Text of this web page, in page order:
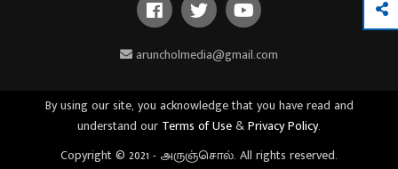
aruncholmedia@gmail.com
By using our site, you acknowledge that you have read and
understand our Terms of Use&Privacy Policy.
Copyright © 2021 - அருஞ்சொல். All rights reserved.